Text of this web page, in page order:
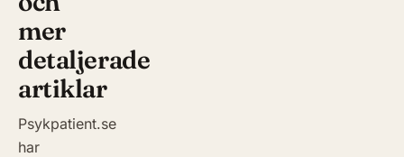
mer
detaljerade
artiklar
Psykpatient.se
har